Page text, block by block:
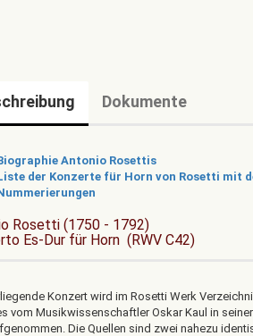
Dokumente
Antonio Rosettis
der Konzerte für Horn von Rosetti mit
Rosetti (1750 - 1792)
Es-Dur für Horn (RWV C42)
Konzert wird im Rosetti Werk
vom Musikwissenschaftler Oskar Kaul in
Die Quellen sind zwei nahezu